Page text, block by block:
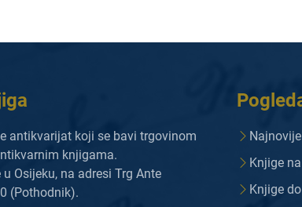
antikvarijat koji se bavi trgovinom
knjigama.
Osijeku, na adresi Trg Ante
(Pothodnik).
Knjige
Knjige